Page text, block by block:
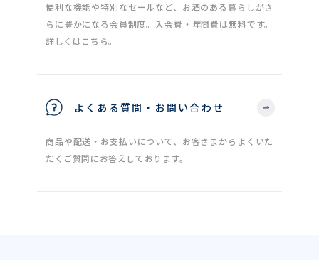
便利な機能や特別なセールなど、お酒のある暮らしがさ
らに豊かになる会員制度。入会費・年間費は無料です。
詳しくはこちら。
よくある質問・お問い合わせ
商品や配送・お支払いについて、お客さまからよくいた
だくご質問にお答えしております。